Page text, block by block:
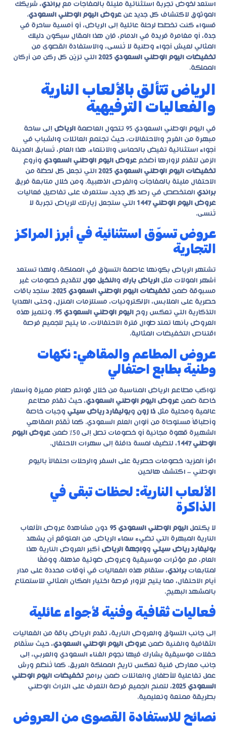
استعد لخوض تجربة استثنائية مليئة بالمفاجآت مع براندي، شريكك
الموثوق لاكتشاف كل جديد عن عروض اليوم الوطني السعودي.
فسواء كنت تخطط لرحلة عائلية إلى الرياض، أو أمسية ساحرة في
جدة، أو مغامرة فريدة في الدمام، فإن هذا المقال سيكون دليلك
المثالي لعيش أجواء وطنية لا تُنسى، والاستفادة القصوى من
تخفيضات اليوم الوطني السعودي 2025
التي تزيّن كل ركن من أركان
المملكة.
الرياض تتألق بالألعاب النارية
والفعاليات الترفيهية
في اليوم الوطني السعودي 95 تتحول العاصمة الرياض إلى ساحة
مبهرة من الفرح والاحتفالات، حيث تجتمع العائلات والشباب في
أجواء استثنائية تفيض بالحماس والانتماء. هذا العام، تُسابق المدينة
الزمن لتقدّم لزوارها أضخم عروض اليوم الوطني السعودي وأروع
تخفيضات اليوم الوطني السعودي 2025
التي تجعل كل لحظة من
الاحتفال مليئة بالمفاجآت والفرص الذهبية. ومن خلال متابعة فريق
براندي المتخصص في رصد كل جديد، ستتعرف على تفاصيل فعاليات
عروض اليوم الوطني 1447
التي ستجعل زيارتك للرياض تجربة لا
تُنسى.
عروض تسوّق استثنائية في أبرز المراكز
التجارية
تشتهر الرياض بكونها عاصمة التسوّق في المملكة، ولهذا تستعد
أشهر المولات مثل الرياض بارك والنخيل مول لتقديم خصومات غير
مسبوقة ضمن تخفيضات اليوم الوطني السعودي 2025
. ستجد باقات
حصرية على الملابس، الإلكترونيات، مستلزمات المنزل، وحتى الهدايا
التذكارية التي تعكس روح اليوم الوطني السعودي 95
. وتتميز هذه
العروض بأنها تمتد طوال فترة الاحتفالات، ما يتيح للجميع فرصة
اقتناص التخفيضات المثالية.
عروض المطاعم والمقاهي: نكهات
وطنية بطابع احتفالي
تواكب مطاعم الرياض المناسبة من خلال قوائم طعام مميزة وأسعار
خاصة ضمن عروض اليوم الوطني السعودي، حيث تقدّم مطاعم
عالمية ومحلية مثل ذا زون وبوليفارد رياض سيتي وجبات خاصة
وأطباقاً مستوحاة من ألوان العلم السعودي. كما تُقدّم المقاهي
الشهيرة قهوة مجانية أو خصومات تصل إلى 50% ضمن
عروض اليوم
الوطني 1447
، لتضيف لمسة دافئة إلى سهرات الاحتفال.
اقرأ المزيد: خصومات حصرية على السفر والرحلات احتفالاً باليوم
الوطني – اكتشف هالحين
الألعاب النارية: لحظات تبقى في
الذاكرة
لا يكتمل اليوم الوطني السعودي 95
دون مشاهدة عروض الألعاب
النارية المبهرة التي تضيء سماء الرياض. من المتوقع أن يشهد
بوليفارد رياض سيتي وواجهة الرياض أكبر العروض النارية هذا
العام، مع مؤثرات موسيقية وعروض ضوئية مذهلة. ووفقًا
لمتابعات براندي، ستقام هذه الفعاليات في أوقات محددة على مدار
أيام الاحتفال، مما يتيح للزوار فرصة اختيار المكان المثالي للاستمتاع
بالمشهد البهيج.
فعاليات ثقافية وفنية لأجواء عائلية
إلى جانب التسوّق والعروض النارية، تقدم الرياض باقة من الفعاليات
الثقافية والفنية ضمن عروض اليوم الوطني السعودي، حيث ستُقام
حفلات موسيقية يشارك فيها نجوم الغناء السعودي والعربي، إلى
جانب معارض فنية تعكس تاريخ المملكة العريق. كما تُنظم ورش
عمل تفاعلية للأطفال والعائلات ضمن برامج تخفيضات اليوم الوطني
السعودي 2025
، لتمنح الجميع فرصة التعرف على التراث الوطني
بطريقة ممتعة وتعليمية.
نصائح للاستفادة القصوى من العروض